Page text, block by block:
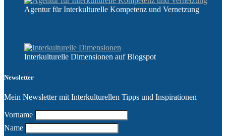
Agentur für Interkulturelle Kompetenz und Vernetzung
Interkulturelle Dimensionen auf Blogspot
Newsletter
Mein Newsletter mit Interkulturellen Tipps und Inspirationen
Vorname
Name